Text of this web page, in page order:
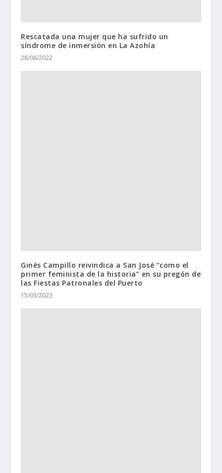
Rescatada una mujer que ha sufrido un
síndrome de inmersión en La Azohía
28/06/2022
Ginés Campillo reivindica a San José “como el
primer feminista de la historia” en su pregón de
las Fiestas Patronales del Puerto
15/03/2023